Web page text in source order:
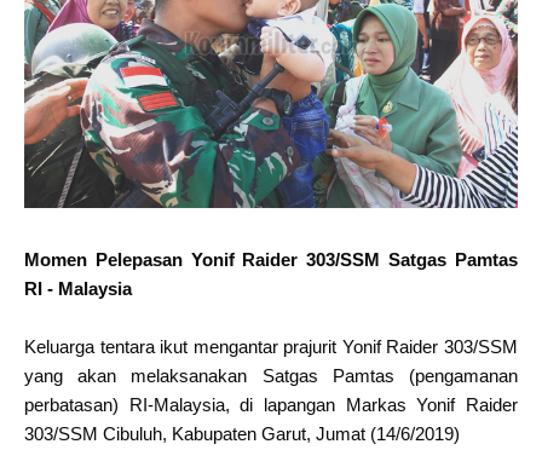
Momen Pelepasan Yonif Raider 303/SSM Satgas Pamtas
RI - Malaysia
Keluarga tentara ikut mengantar prajurit Yonif Raider 303/SSM
yang akan melaksanakan Satgas Pamtas (pengamanan
perbatasan) RI-Malaysia, di lapangan Markas Yonif Raider
303/SSM Cibuluh, Kabupaten Garut, Jumat (14/6/2019)